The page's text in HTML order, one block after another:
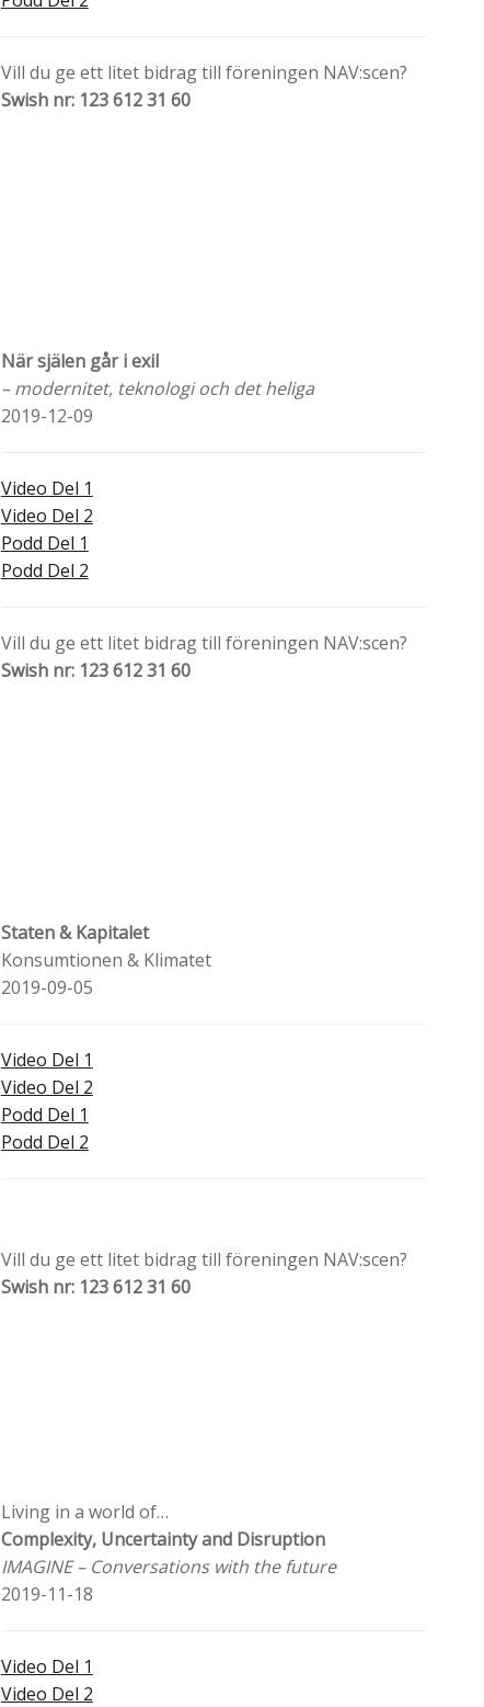
Vill du ge ett litet bidrag till föreningen NAV:scen?
Swish nr: 123 612 31 60
När själen går i exil
– modernitet, teknologi och det heliga
2019-12-09
Video Del 1
Video Del 2
Podd Del 1
Podd Del 2
Vill du ge ett litet bidrag till föreningen NAV:scen?
Swish nr: 123 612 31 60
Staten & Kapitalet
Konsumtionen & Klimatet
2019-09-05
Video Del 1
Video Del 2
Podd Del 1
Podd Del 2
Vill du ge ett litet bidrag till föreningen NAV:scen?
Swish nr: 123 612 31 60
Living in a world of…
Complexity, Uncertainty and Disruption
IMAGINE – Conversations with the future
2019-11-18
Video Del 1
Video Del 2